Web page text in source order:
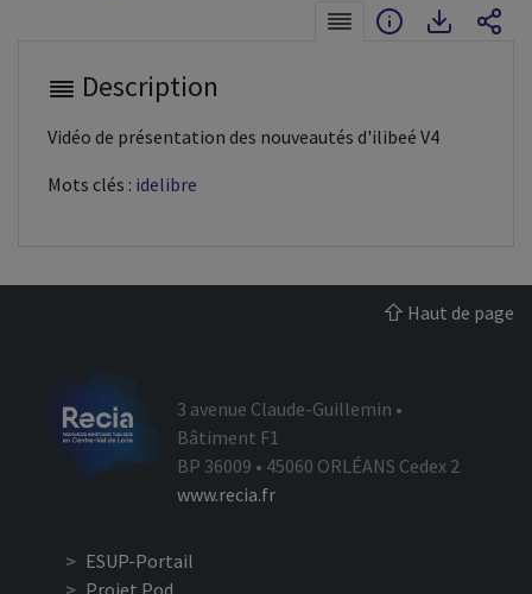
Description
Vidéo de présentation des nouveautés d'ilibeé V4
Mots clés : idelibre
Haut de page
3 avenue Claude-Guillemin •
Bâtiment F1
BP 36009 • 45060 ORLÉANS Cedex 2
www.recia.fr
ESUP-Portail